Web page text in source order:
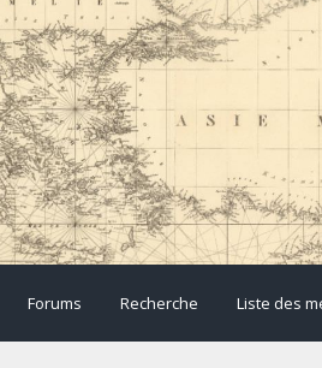
Forums Recherche Liste des